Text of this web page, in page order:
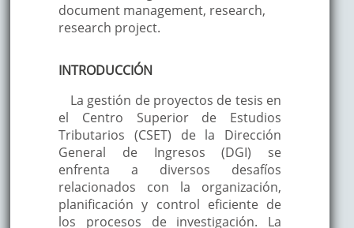
document management, research,
research project.
INTRODUCCIÓN
La gestión de proyectos de tesis en
el Centro Superior de Estudios
Tributarios (CSET) de la Dirección
General de Ingresos (DGI) se
enfrenta a diversos desafíos
relacionados con la organización,
planificación y control eficiente de
los procesos de investigación. La